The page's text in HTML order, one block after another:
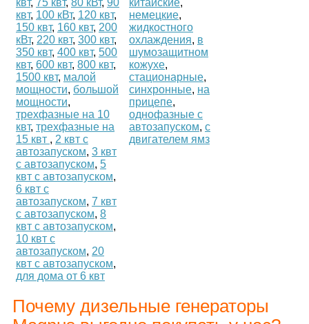
квт, 75 квт, 80 кВт, 90
квт, 100 кВт, 120 квт,
150 квт, 160 квт, 200
кВт, 220 квт, 300 квт,
350 квт, 400 квт, 500
квт, 600 квт, 800 квт,
1500 квт, малой
мощности, большой
мощности,
трехфазные на 10
квт, трехфазные на
15 квт , 2 квт с
автозапуском, 3 квт
с автозапуском, 5
квт с автозапуском,
6 квт с
автозапуском, 7 квт
с автозапуском, 8
квт с автозапуском,
10 квт с
автозапуском, 20
квт с автозапуском,
для дома от 6 квт
китайские,
немецкие,
жидкостного
охлаждения, в
шумозащитном
кожухе,
стационарные,
синхронные, на
прицепе,
однофазные с
автозапуском, с
двигателем ямз
Почему дизельные генераторы